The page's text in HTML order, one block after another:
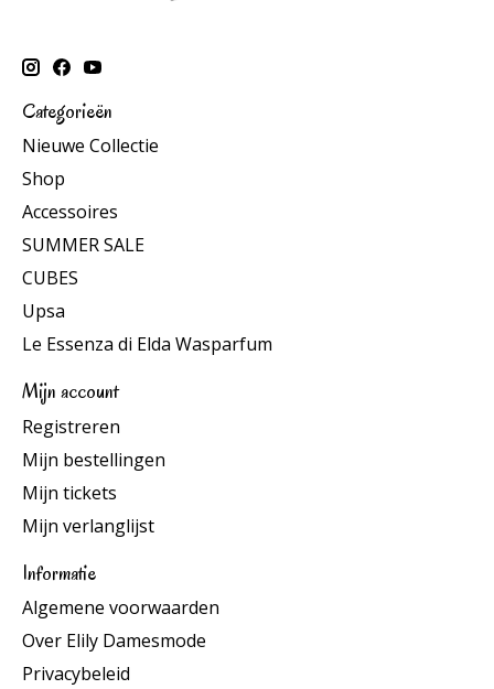
Categorieën
Nieuwe Collectie
Shop
Accessoires
SUMMER SALE
CUBES
Upsa
Le Essenza di Elda Wasparfum
Mijn account
Registreren
Mijn bestellingen
Mijn tickets
Mijn verlanglijst
Informatie
Algemene voorwaarden
Over Elily Damesmode
Privacybeleid